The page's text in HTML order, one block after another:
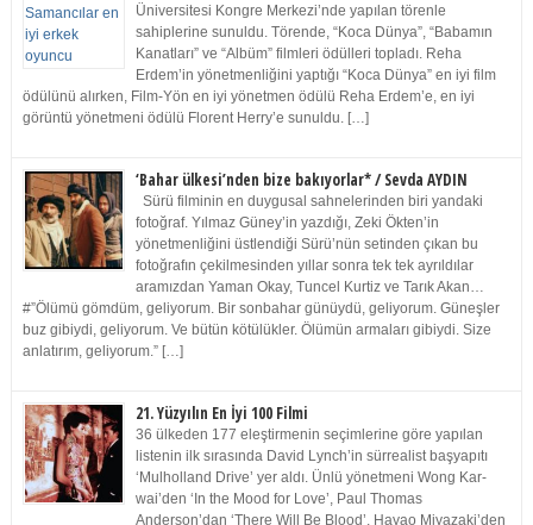
Üniversitesi Kongre Merkezi’nde yapılan törenle
sahiplerine sunuldu. Törende, “Koca Dünya”, “Babamın
Kanatları” ve “Albüm” filmleri ödülleri topladı. Reha
Erdem’in yönetmenliğini yaptığı “Koca Dünya” en iyi film
ödülünü alırken, Film-Yön en iyi yönetmen ödülü Reha Erdem’e, en iyi
görüntü yönetmeni ödülü Florent Herry’e sunuldu. […]
‘Bahar ülkesi’nden bize bakıyorlar* / Sevda AYDIN
Sürü filminin en duygusal sahnelerinden biri yandaki
fotoğraf. Yılmaz Güney’in yazdığı, Zeki Ökten’in
yönetmenliğini üstlendiği Sürü’nün setinden çıkan bu
fotoğrafın çekilmesinden yıllar sonra tek tek ayrıldılar
aramızdan Yaman Okay, Tuncel Kurtiz ve Tarık Akan…
#”Ölümü gömdüm, geliyorum. Bir sonbahar günüydü, geliyorum. Güneşler
buz gibiydi, geliyorum. Ve bütün kötülükler. Ölümün armaları gibiydi. Size
anlatırım, geliyorum.” […]
21. Yüzyılın En İyi 100 Filmi
36 ülkeden 177 eleştirmenin seçimlerine göre yapılan
listenin ilk sırasında David Lynch’in sürrealist başyapıtı
‘Mulholland Drive’ yer aldı. Ünlü yönetmeni Wong Kar-
wai’den ‘In the Mood for Love’, Paul Thomas
Anderson’dan ‘There Will Be Blood’, Hayao Miyazaki’den